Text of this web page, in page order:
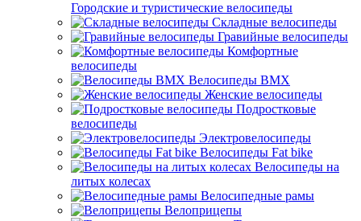
Городские и туристические велосипеды
Складные велосипеды
Гравийные велосипеды
Комфортные
велосипеды
Велосипеды BMX
Женские велосипеды
Подростковые
велосипеды
Электровелосипеды
Велосипеды Fat bike
Велосипеды на
литых колесах
Велосипедные рамы
Велоприцепы